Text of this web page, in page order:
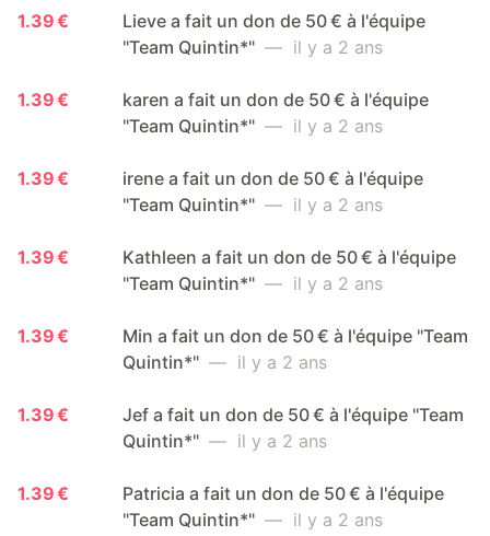
1.39 €
Lieve a fait un don de 50 € à l'équipe
"Team Quintin*" — il y a 2 ans
1.39 €
karen a fait un don de 50 € à l'équipe
"Team Quintin*" — il y a 2 ans
1.39 €
irene a fait un don de 50 € à l'équipe
"Team Quintin*" — il y a 2 ans
1.39 €
Kathleen a fait un don de 50 € à l'équipe
"Team Quintin*" — il y a 2 ans
1.39 €
Min a fait un don de 50 € à l'équipe "Team
Quintin*" — il y a 2 ans
1.39 €
Jef a fait un don de 50 € à l'équipe "Team
Quintin*" — il y a 2 ans
1.39 €
Patricia a fait un don de 50 € à l'équipe
"Team Quintin*" — il y a 2 ans